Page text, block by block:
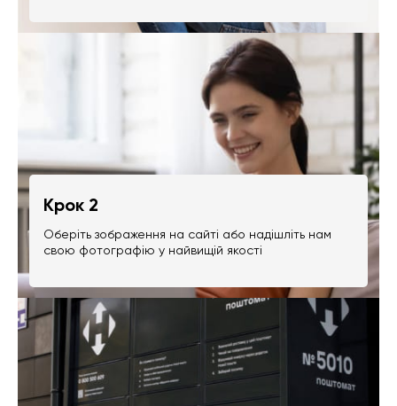
Крок 2
Оберіть зображення на сайті або надішліть нам
свою фотографію у найвищій якості